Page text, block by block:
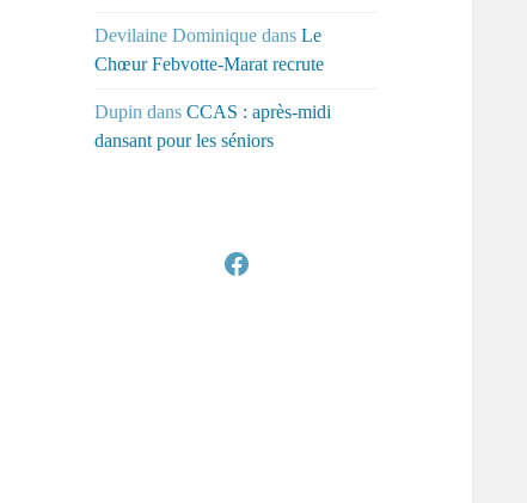
Devilaine Dominique dansLe
Chœur Febvotte-Marat recrute
Dupin dansCCAS : après-midi
dansant pour les séniors
Facebook